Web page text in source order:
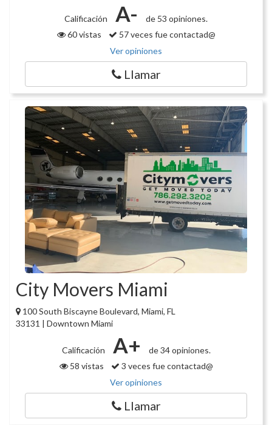
Calificación A-
de 53 opiniones.
60 vistas
57 veces fue contactad@
Ver opiniones
Llamar
City Movers Miami
100 South Biscayne Boulevard, Miami, FL
33131 | Downtown Miami
Calificación A+
de 34 opiniones.
58 vistas
3 veces fue contactad@
Ver opiniones
Llamar